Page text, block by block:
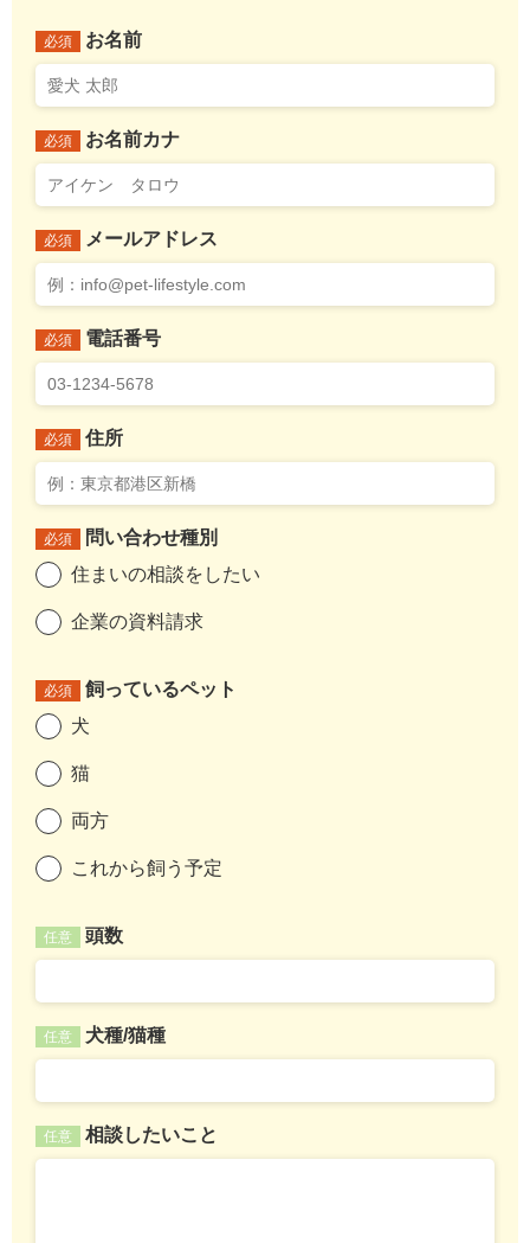
必須 お名前
必須 お名前カナ
必須 メールアドレス
必須 電話番号
必須 住所
必須
問い合わせ種別
住まいの相談をしたい
企業の資料請求
必須
飼っているペット
犬
猫
両方
これから飼う予定
任意 頭数
任意 犬種/猫種
任意 相談したいこと